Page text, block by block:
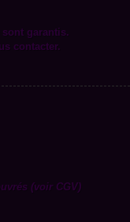
garantis.
contacter.
(voir CGV)